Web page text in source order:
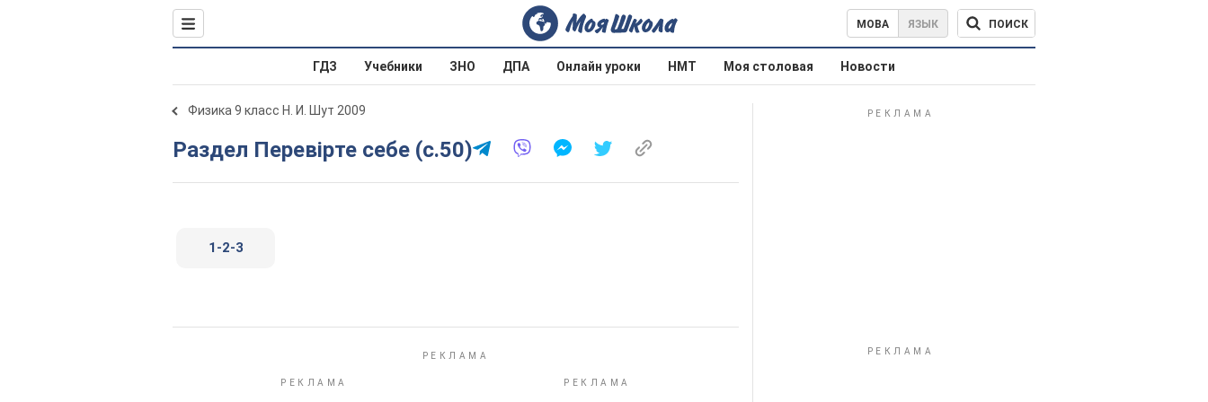
МОВА ЯЗЫК ПОИСК
ГДЗ Учебники ЗНО ДПА Онлайн уроки НМТ Моя столовая Новости
Физика 9 класс Н. И. Шут 2009
Раздел Перевірте себе (с.50)
1-2-3